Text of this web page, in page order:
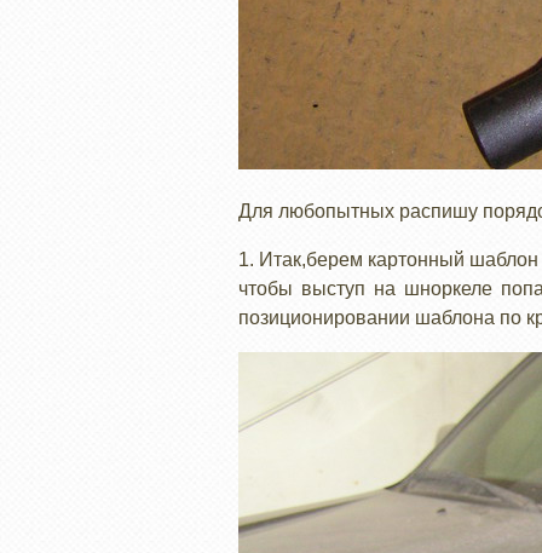
Для любопытных распишу
1. Итак,берем картонный шаблон
чтобы выступ на шноркеле
позиционировании шаблона по